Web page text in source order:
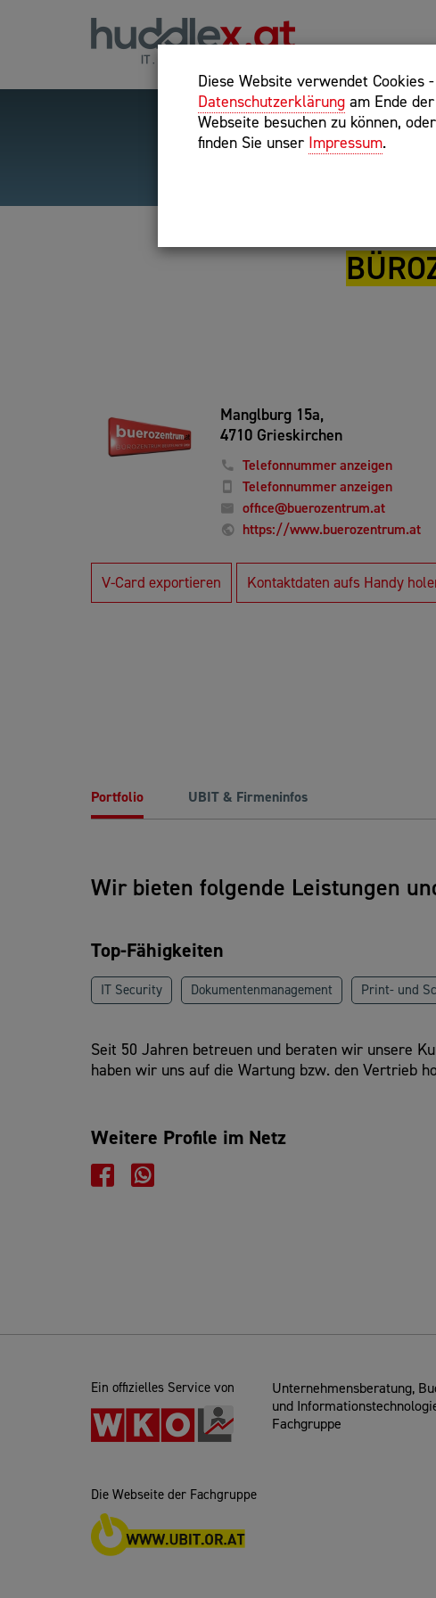
Diese Website verwendet Cookies
Datenschutzerklärung am Ende
Webseite besuchen zu können,
finden Sie unser Impressum.
Hilfreiche Suchparameter:
Exakter Suchbegriff:
Manglburg 15a,
4710 Grieskirchen
Telefonnummer anzeigen
Telefonnummer anzeigen
office@buerozentrum.at
https://www.buerozentrum.at
V-Card exportieren Kontaktdaten aufs Handy
Portfolio UBIT & Firmeninfos
Wir bieten folgende Leistungen
Top-Fähigkeiten
IT Security Dokumentenmanagement Print- und
Seit 50 Jahren betreuen und beraten wir unsere
haben wir uns auf die Wartung bzw. den Vertrieb
Weitere Profile im Netz
Ein offizielles Service von
Unternehmensberatung,
und
Fachgruppe
Die Webseite der Fachgruppe